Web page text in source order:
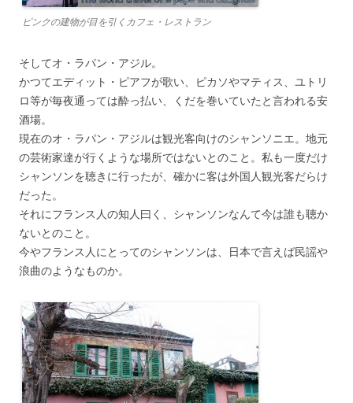
ピンクの建物が目を引くカフェ・レストラン
そしてオ・ラパン・アジル。
かつてエディット・ピアフが歌い、ピカソやマティス、ユトリ
ロ等が毎夜通っては酔っ払い、くだを巻いていたと言われる安
酒場。
現在のオ・ラパン・アジルは観光客向けのシャンソニエ。地元
の芸術家達が行くような場所ではないとのこと。私も一度だけ
シャンソンを聴きに行ったが、確かに客は外国人観光客だらけ
だった。
それにフランス人の知人曰く、シャンソンなんて今は誰も聴か
ないとのこと。
今やフランス人にとってのシャンソンは、日本で言えば民謡や
浪曲のようなものか。